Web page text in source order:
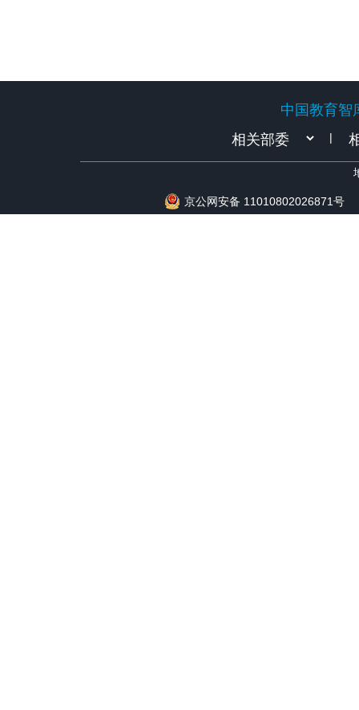
中国教育智
|
京公网安备 11010802026871号